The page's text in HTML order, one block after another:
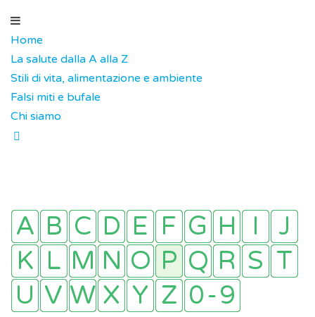
Home
La salute dalla A alla Z
Stili di vita, alimentazione e ambiente
Falsi miti e bufale
Chi siamo